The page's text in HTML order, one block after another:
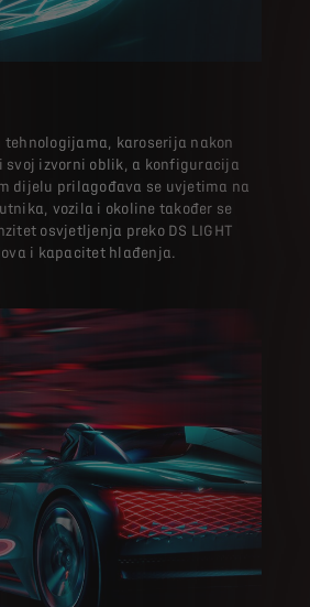
karoserija nakon
svoj izvorni oblik, a konfiguracija
dijelu prilagođava se uvjetima na
vozila i okoline također se
osvjetljenja preko DS LIGHT
i kapacitet hlađenja.